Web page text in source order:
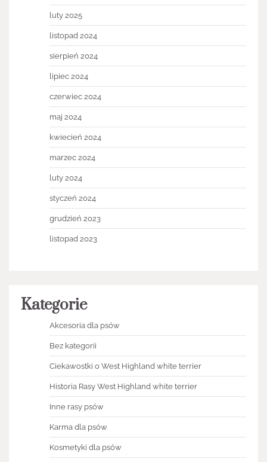
luty 2025
listopad 2024
sierpień 2024
lipiec 2024
czerwiec 2024
maj 2024
kwiecień 2024
marzec 2024
luty 2024
styczeń 2024
grudzień 2023
listopad 2023
Kategorie
Akcesoria dla psów
Bez kategorii
Ciekawostki o West Highland white terrier
Historia Rasy West Highland white terrier
Inne rasy psów
Karma dla psów
Kosmetyki dla psów